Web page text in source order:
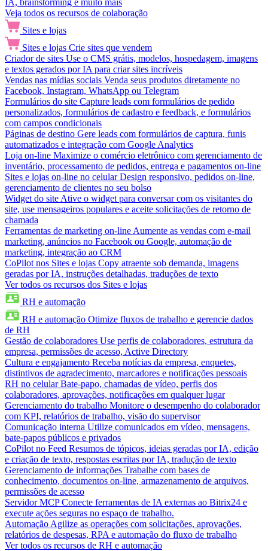
IA, brainstorming e muito mais
Veja todos os recursos de colaboração
Sites e lojas
Sites e lojas Crie sites que vendem
Criador de sites Use o CMS grátis, modelos, hospedagem, imagens
e textos gerados por IA para criar sites incríveis
Vendas nas mídias sociais Venda seus produtos diretamente no
Facebook, Instagram, WhatsApp ou Telegram
Formulários do site Capture leads com formulários de pedido
personalizados, formulários de cadastro e feedback, e formulários
com campos condicionais
Páginas de destino Gere leads com formulários de captura, funis
automatizados e integração com Google Analytics
Loja on-line Maximize o comércio eletrônico com gerenciamento de
inventário, processamento de pedidos, entrega e pagamentos on-line
Sites e lojas on-line no celular Design responsivo, pedidos on-line,
gerenciamento de clientes no seu bolso
Widget do site Ative o widget para conversar com os visitantes do
site, use mensageiros populares e aceite solicitações de retorno de
chamada
Ferramentas de marketing on-line Aumente as vendas com e-mail
marketing, anúncios no Facebook ou Google, automação de
marketing, integração ao CRM
CoPilot nos Sites e lojas Copy atraente sob demanda, imagens
geradas por IA, instruções detalhadas, traduções de texto
Ver todos os recursos dos Sites e lojas
RH e automação
RH e automação Otimize fluxos de trabalho e gerencie dados
de RH
Gestão de colaboradores Use perfis de colaboradores, estrutura da
empresa, permissões de acesso, Active Directory
Cultura e engajamento Receba notícias da empresa, enquetes,
distintivos de agradecimento, marcadores e notificações pessoais
RH no celular Bate-papo, chamadas de vídeo, perfis dos
colaboradores, aprovações, notificações em qualquer lugar
Gerenciamento do trabalho Monitore o desempenho do colaborador
com KPI, relatórios de trabalho, visão do supervisor
Comunicação interna Utilize comunicados em vídeo, mensagens,
bate-papos públicos e privados
CoPilot no Feed Resumos de tópicos, ideias geradas por IA, edição
e criação de texto, respostas escritas por IA, tradução de texto
Gerenciamento de informações Trabalhe com bases de
conhecimento, documentos on-line, armazenamento de arquivos,
permissões de acesso
Servidor MCP Conecte ferramentas de IA externas ao Bitrix24 e
execute ações seguras no espaço de trabalho.
Automação Agilize as operações com solicitações, aprovações,
relatórios de despesas, RPA e automação do fluxo de trabalho
Ver todos os recursos de RH e automação